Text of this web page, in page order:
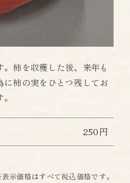
柿を収穫した後、来年も
柿の実をひとつ残してお
250円
示価格はすべて税込価格です。